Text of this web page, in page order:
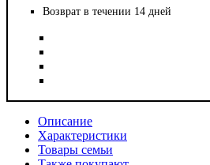
Возврат в течении 14 дней
Описание
Характеристики
Товары семьи